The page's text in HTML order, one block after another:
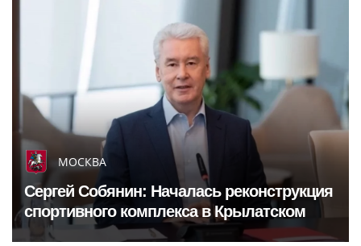
МОСКВА
Сергей Собянин: Началась реконструкция
спортивного комплекса в Крылатском